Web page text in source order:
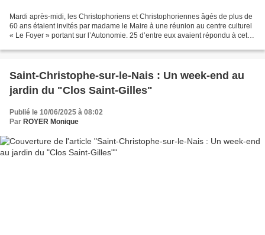
Mardi après-midi, les Christophoriens et Christophoriennes âgés de plus de
60 ans étaient invités par madame le Maire à une réunion au centre culturel
« Le Foyer » portant sur l’Autonomie. 25 d’entre eux avaient répondu à cette
Saint-Christophe-sur-le-Nais : Un week-end au
jardin du "Clos Saint-Gilles"
Publié le 10/06/2025 à 08:02
Par ROYER Monique